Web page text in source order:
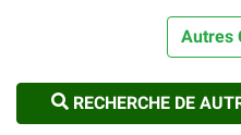
Autres
RECHERCHE DE